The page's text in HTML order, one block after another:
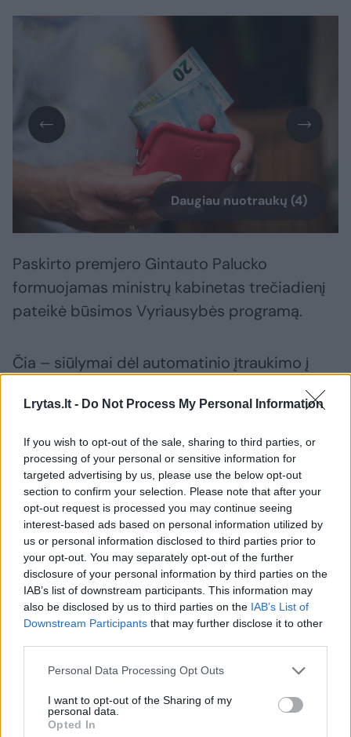
Lrytas.lt - Do Not Process My Personal Information
If you wish to opt-out of the sale, sharing to third parties, or
processing of your personal or sensitive information for
targeted advertising by us, please use the below opt-out
section to confirm your selection. Please note that after your
opt-out request is processed you may continue seeing
interest-based ads based on personal information utilized by
us or personal information disclosed to third parties prior to
your opt-out. You may separately opt-out of the further
disclosure of your personal information by third parties on the
IAB’s list of downstream participants. This information may
also be disclosed by us to third parties on the IAB’s List of
Downstream Participants that may further disclose it to other
Personal Data Processing Opt Outs
I want to opt-out of the Sharing of my
personal data.
Opted In
Daugiau nuotraukų (4)
Paskirto premjero Gintauto Palucko
formuojamas ministrų kabinetas trečiadienį
pateikė būsimos Vyriausybės programą.
Čia – siūlymai dėl automatinio įtraukimo į
neapmokestinamojo pajamų dydžio (NPD)
artinimo prie minimalios mėnesinės algos
(MMA), didesnės finansinės paramos
šeimoms, taip pat siekis mažinti
biurokratizmą, užsiimti regionų plėtra ir
daugelis kitų svarbių ekonominių aspektų.
Tokia pasiūlymų puokštėLrytaskalbintiems
ekonomistams sukėlė dviprasmiškas
emocijas.
Štai „Citadele“ banko ekonomisto Aleksandro
Izgorodino manymu, įregistruota programa
turėtų džiuginti tuos, kurie gauna mažiausias